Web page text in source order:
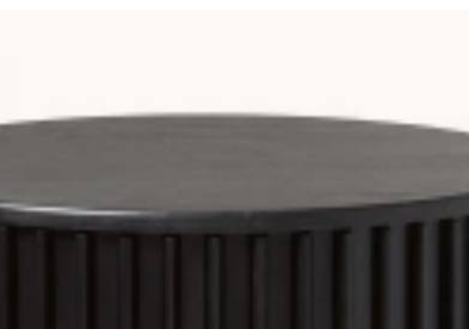
monotont. Om du vill undvika detta kan du inkludera
och fotpallar helt utan kostnad. Vi erbjuder denna
på material som klädslarna på våra möbler är